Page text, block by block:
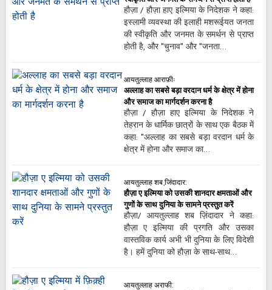
हौज़ा / हौज़ा हाए इल्मिया के निदेशक ने कहा:
इस्लामी व्यवस्था की इलाही मशरूईयत जनता
की स्वीकृति और जनमत के समर्थन से प्राप्त
होती है, और "चुनाव" और "जनता…
आयतुल्लाह आराफ़ीः
अल्लाह का सबसे बड़ा वरदान धर्म के क्षेत्र में होना
और समाज का मार्गदर्शन करना है
हौज़ा / हौज़ा हाए इल्मिया के निदेशक ने
तेहरान के धार्मिक छात्रों के साथ एक बैठक में
कहा: "अल्लाह का सबसे बड़ा वरदान धर्म के
क्षेत्र में होना और समाज का…
आयतुल्लाह शब जि़ंदादार:
हौज़ा ए इल्मिया को उसकी शानदार क्षमताओं और
गुणों के साथ दुनिया के सामने प्रस्तुत करें
हौज़ा/ आयतुल्लाह शब ज़िंदादार ने कहा:
हौज़ा ए इल्मिया की प्रगति और उसका
वास्तविक कार्य अभी भी दुनिया के लिए विदेशी
है। हमें दुनिया को हौज़ा के साथ-साथ…
आयतुल्लाह अराफी: